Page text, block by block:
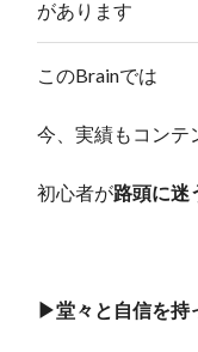
があります
このBrainでは
今、実績もコンテ
初心者が路頭に迷
▶︎堂々と自信を持